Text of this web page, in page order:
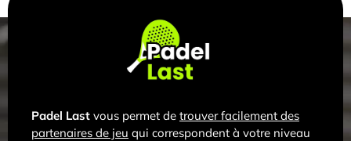
Padel Last vous permet de trouver facilement des
partenaires de jeu qui correspondent à votre niveau